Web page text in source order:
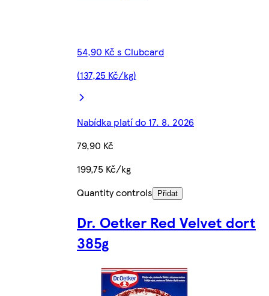
54,90 Kč s Clubcard
(137,25 Kč/kg)
Nabídka platí do 17. 8. 2026
79,90 Kč
199,75 Kč/kg
Quantity controls
Přidat
Dr. Oetker Red Velvet dort
385g